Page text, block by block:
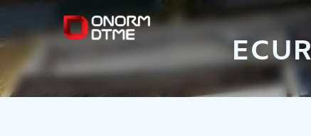
DTME